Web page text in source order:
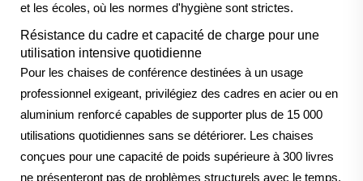
et les écoles, où les normes d'hygiène sont strictes.
Résistance du cadre et capacité de charge pour une
utilisation intensive quotidienne
Pour les chaises de conférence destinées à un usage
professionnel exigeant, privilégiez des cadres en acier ou en
aluminium renforcé capables de supporter plus de 15 000
utilisations quotidiennes sans se détériorer. Les chaises
conçues pour une capacité de poids supérieure à 300 livres
ne présenteront pas de problèmes structurels avec le temps.